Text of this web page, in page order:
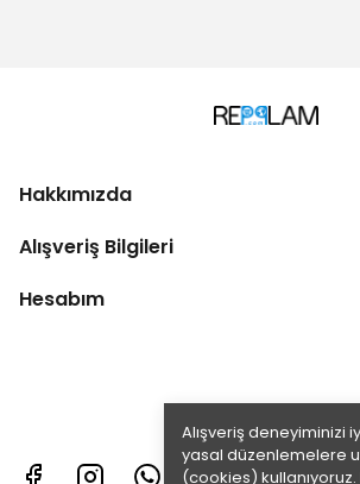
Alışveriş deneyiminizi
yasal düzenlemelere
(cookies) kullanıyoruz.
Hakkımızda
Alışveriş Bilgileri
Hesabım